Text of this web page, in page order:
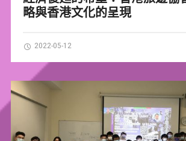
略與香港文化的呈現
2022-05-12